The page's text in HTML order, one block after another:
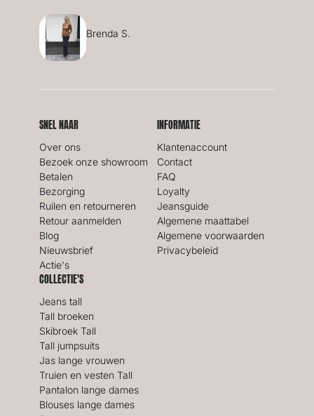
Brenda S.
SNEL NAAR
Over ons
Bezoek onze showroom
Betalen
Bezorging
Ruilen en retourneren
Retour aanmelden
Blog
Nieuwsbrief
Actie's
INFORMATIE
Klantenaccount
Contact
FAQ
Loyalty
Jeansguide
Algemene maattabel
Algemene voorwaarden
Privacybeleid
COLLECTIE'S
Jeans tall
Tall broeken
Skibroek Tall
Tall jumpsuits
Jas lange vrouwen
Truien en vesten Tall
Pantalon lange dames
Blouses lange dames